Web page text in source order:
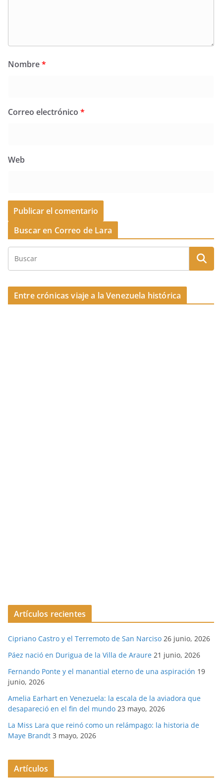
Nombre*
Correo electrónico *
Web
Buscar en Correo de Lara
Entre crónicas viaje a la Venezuela histórica
Artículos recientes
Cipriano Castro y el Terremoto de San Narciso 26 junio, 2026
Páez nació en Durigua de la Villa de Araure 21 junio, 2026
Fernando Ponte y el manantial eterno de una aspiración 19
junio, 2026
Amelia Earhart en Venezuela: la escala de la aviadora que
desapareció en el fin del mundo 23 mayo, 2026
La Miss Lara que reinó como un relámpago: la historia de
Maye Brandt 3 mayo, 2026
Artículos